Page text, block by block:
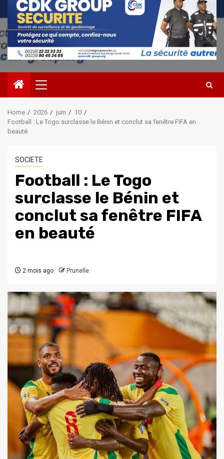
Primary
Menu
Home 2026 juin
10
Football : Le Togo surclasse le Bénin et conclut sa fenêtre FIFA en
beauté
SOCIETE
Football : Le Togo
surclasse le Bénin et
conclut sa fenêtre FIFA
en beauté
2 mois ago Prunelle